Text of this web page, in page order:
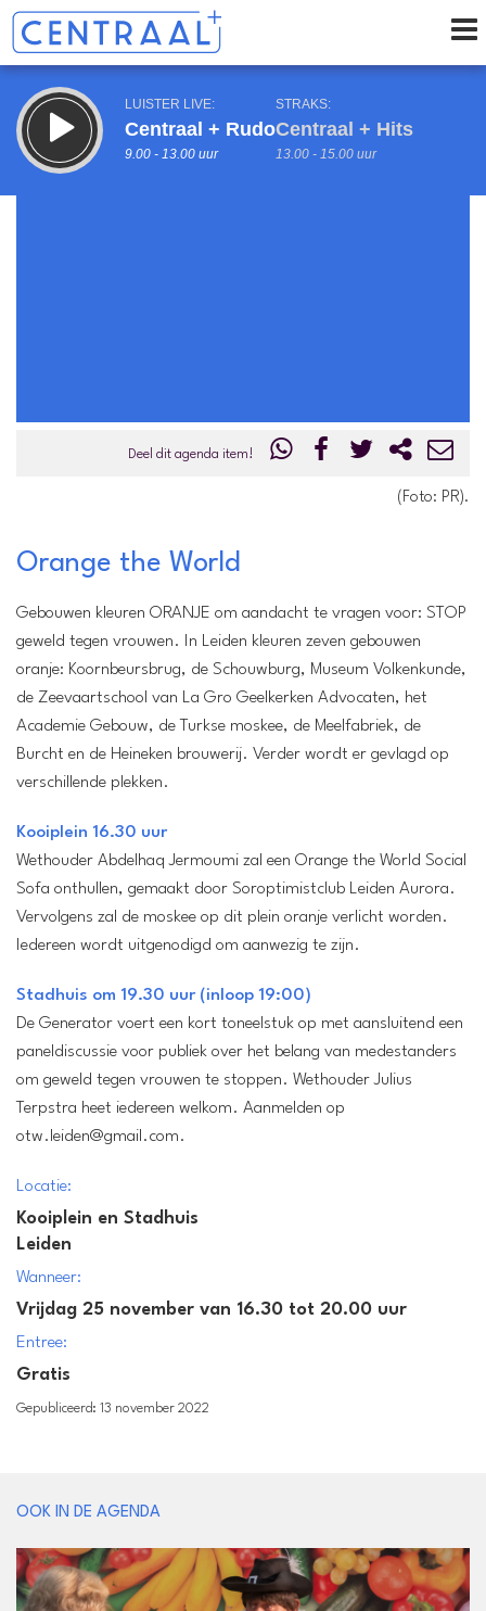
LUISTER LIVE:
Centraal + Rudo
9.00 - 13.00 uur
STRAKS:
Centraal + Hits
13.00 - 15.00 uur
Deel dit agenda item!
(Foto: PR).
Locatie:
Kooiplein en Stadhuis
Leiden
Wanneer:
Vrijdag 25 november van 16.30 tot 20.00 uur
Entree:
Orange the World
Gebouwen kleuren ORANJE om aandacht te vragen voor: STOP
geweld tegen vrouwen. In Leiden kleuren zeven gebouwen
oranje: Koornbeursbrug, de Schouwburg, Museum Volkenkunde,
de Zeevaartschool van La Gro Geelkerken Advocaten, het
Academie Gebouw, de Turkse moskee, de Meelfabriek, de
Burcht en de Heineken brouwerij. Verder wordt er gevlagd op
verschillende plekken.
Kooiplein 16.30 uur
Wethouder Abdelhaq Jermoumi zal een Orange the World Social
Sofa onthullen, gemaakt door Soroptimistclub Leiden Aurora.
Vervolgens zal de moskee op dit plein oranje verlicht worden.
Iedereen wordt uitgenodigd om aanwezig te zijn.
Stadhuis om 19.30 uur (inloop 19:00)
De Generator voert een kort toneelstuk op met aansluitend een
paneldiscussie voor publiek over het belang van medestanders
om geweld tegen vrouwen te stoppen. Wethouder Julius
Terpstra heet iedereen welkom. Aanmelden op
otw.leiden@gmail.com.
Locatie:
Kooiplein en Stadhuis
Leiden
Wanneer:
Vrijdag 25 november van 16.30 tot 20.00 uur
Entree:
Gratis
Gepubliceerd: 13 november 2022
OOK IN DE AGENDA